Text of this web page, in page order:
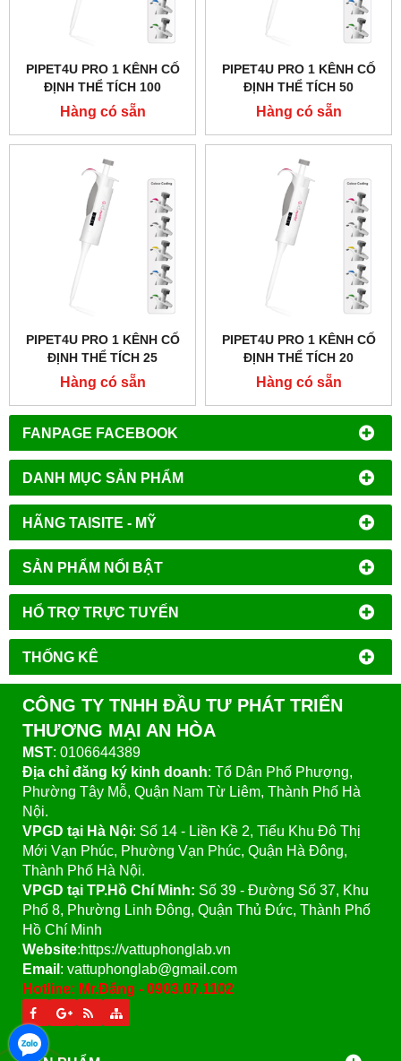
FANPAGE FACEBOOK
DANH MỤC SẢN PHẨM
HÃNG TAISITE - MỸ
SẢN PHẨM NỔI BẬT
HỔ TRỢ TRỰC TUYẾN
THỐNG KÊ
PIPET4U PRO 1 KÊNH CỐ
ĐỊNH THỂ TÍCH 100
MICROLIT HÃNG AHN -
ĐỨC
Hàng có sẵn
PIPET4U PRO 1 KÊNH CỐ
ĐỊNH THỂ TÍCH 50
MICROLIT HÃNG AHN -
ĐỨC
Hàng có sẵn
PIPET4U PRO 1 KÊNH CỐ
ĐỊNH THỂ TÍCH 25
MICROLIT HÃNG AHN -
ĐỨC
Hàng có sẵn
PIPET4U PRO 1 KÊNH CỐ
ĐỊNH THỂ TÍCH 20
MICROLIT HÃNG AHN -
ĐỨC
Hàng có sẵn
CÔNG TY TNHH ĐẦU TƯ PHÁT TRIỂN
THƯƠNG MẠI AN HÒA
MST: 0106644389
Địa chỉ đăng ký kinh doanh: Tổ Dân Phố Phượng,
Phường Tây Mỗ, Quận Nam Từ Liêm, Thành Phố Hà
Nội.
VPGD tại Hà Nội: Số 14 - Liền Kề 2, Tiểu Khu Đô Thị
Mới Vạn Phúc, Phường Vạn Phúc, Quận Hà Đông,
Thành Phố Hà Nội.
VPGD tại TP.Hồ Chí Minh: Số 39 - Đường Số 37, Khu
Phố 8, Phường Linh Đông, Quận Thủ Đức, Thành Phố
Hồ Chí Minh
Website:https://vattuphonglab.vn
Email : vattuphonglab@gmail.com
Hotline: Mr.Đăng - 0903.07.1102